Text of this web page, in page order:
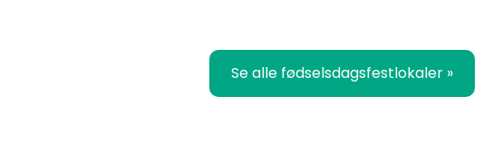
Se alle fødselsdagsfestlokaler »